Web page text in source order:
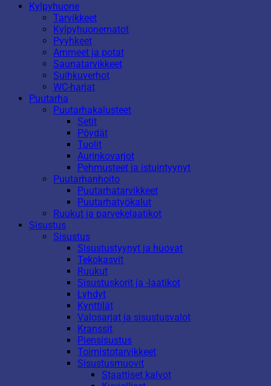
Kylpyhuone
Tarvikkeet
Kylpyhuonematot
Pyyhkeet
Ammeet ja potat
Saunatarvikkeet
Suihkuverhot
WC-harjat
Puutarha
Puutarhakalusteet
Setit
Pöydät
Tuolit
Aurinkovarjot
Pehmusteet ja istuintyynyt
Puutarhanhoito
Puutarhatarvikkeet
Puutarhatyökalut
Ruukut ja parvekelaatikot
Sisustus
Sisustus
Sisustustyynyt ja huovat
Tekokasvit
Ruukut
Sisustuskorit ja -laatikot
Lyhdyt
Kynttilät
Valosarjat ja sisustusvalot
Kranssit
Piensisustus
Toimistotarvikkeet
Sisustusmuovit
Staattiset kalvot